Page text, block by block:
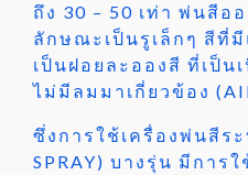
ถึง 30 – 50 เท่า พ่นสีอ
ลักษณะเป็นรูเล็กๆ สีที่
เป็นฝอยละอองสี ที่เป็น
ไม่มีลมมาเกี่ยวข้อง
ซึ่งการใช้เครื่องพ่นสีระ
SPRAY) บางรุ่น มีการ